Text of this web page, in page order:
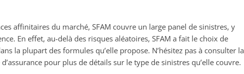
affinitaires du marché, SFAM couvre un large panel de sinistres, y
En effet, au-delà des risques aléatoires, SFAM a fait le choix de
la plupart des formules qu’elle propose. N’hésitez pas à consulter la
pour plus de détails sur le type de sinistres qu’elle couvre.